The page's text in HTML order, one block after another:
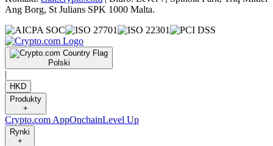
Ang Borg, St Julians SPK 1000 Malta.
Polski
|
HKD
Produkty
+
Crypto.com AppOnchainLevel Up
Rynki
+